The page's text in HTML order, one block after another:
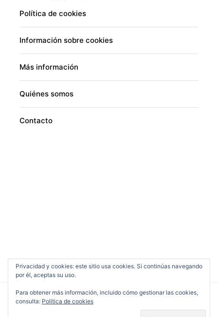
Política de cookies
Información sobre cookies
Más información
Quiénes somos
Contacto
Privacidad y cookies: este sitio usa cookies. Si continúas navegando
por él, aceptas su uso.
Para obtener más información, incluido cómo gestionar las cookies,
consulta: Política de cookies